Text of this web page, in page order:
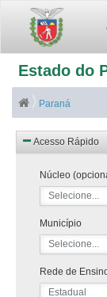
Estado do
Paraná
Acesso Rápido
Núcleo
Selecione...
Município
Selecione...
Rede de
Estadual